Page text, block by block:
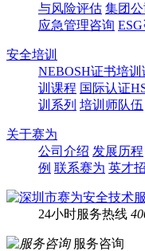
与风险评估 集团
应急管理咨询
安全培训
NEBOSH证书培训
训课程 国际认证
训系列 培训师队伍
关于赛为
公司介绍 发展历程
例 联系赛为 英才
24小时服务热线
服务咨询